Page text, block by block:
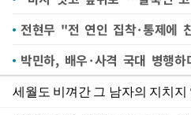
전현무 "전 연인 집착·통제에
박민하, 배우·사격 국대 병행